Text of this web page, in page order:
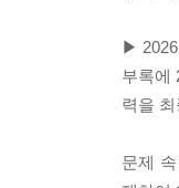
▶ 2026
부록에
력을
문제